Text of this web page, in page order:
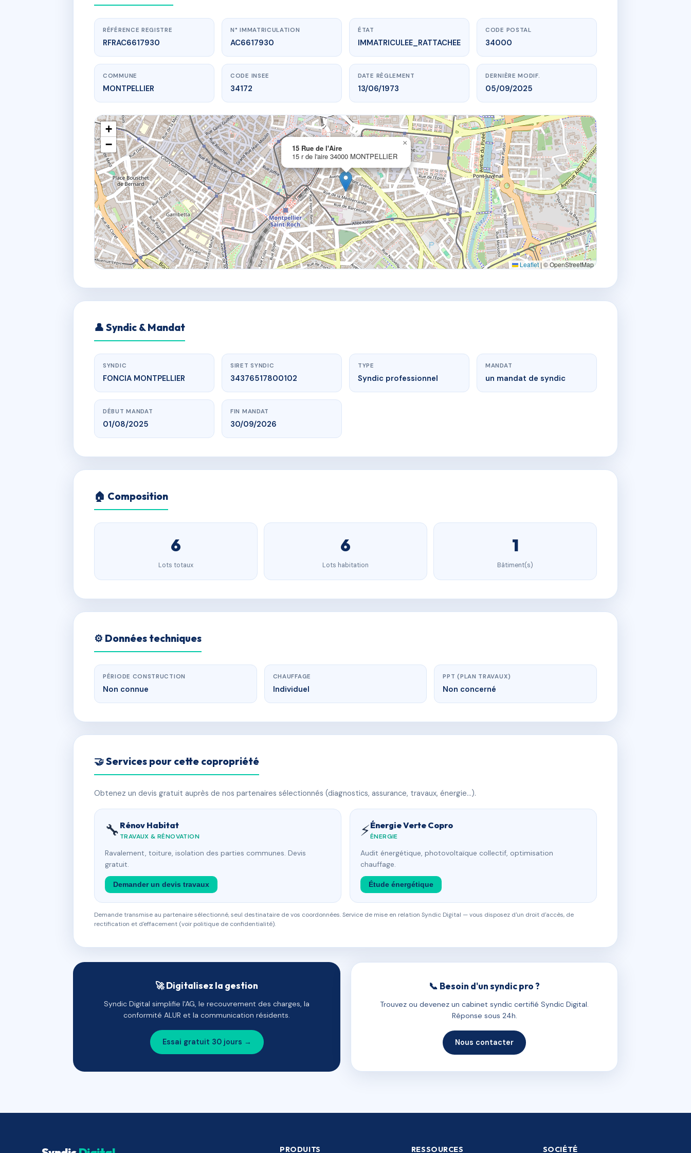
www.vme.plus/AC6617930
15 Rue de l'Aire
15 r de l'aire34000 MONTPELLIER
RÉFÉRENCE REGISTRE
RFRAC6617930
N° IMMATRICULATION
AC6617930
ÉTAT
IMMATRICULEE_RATTACHEE
CODE POSTAL
34000
COMMUNE
MONTPELLIER
CODE INSEE
34172
DATE RÈGLEMENT
13/06/1973
DERNIÈRE MODIF.
05/09/2025
15 Rue de l'Aire
15 r de l'aire 34000 MONTPELLIER
×
+
−
Leaflet| © OpenStreetMap
👤 Syndic & Mandat
SYNDIC
FONCIA MONTPELLIER
SIRET SYNDIC
34376517800102
TYPE
Syndic professionnel
MANDAT
un mandat de syndic
DÉBUT MANDAT
01/08/2025
FIN MANDAT
30/09/2026
🏠 Composition
6
Lots totaux
6
Lots habitation
1
Bâtiment(s)
⚙️ Données techniques
PÉRIODE CONSTRUCTION
Non connue
CHAUFFAGE
Individuel
PPT (PLAN TRAVAUX)
Non concerné
🤝 Services pour cette copropriété
Obtenez un devis gratuit auprès de nos partenaires sélectionnés (diagnostics, assurance, travaux, énergie…).
🔧 Rénov Habitat
TRAVAUX & RÉNOVATION
Ravalement, toiture, isolation des parties communes. Devis
gratuit.
Demander un devis travaux
⚡Énergie Verte Copro
ÉNERGIE
Audit énergétique, photovoltaïque collectif, optimisation
chauffage.
Étude énergétique
Demande transmise au partenaire sélectionné, seul destinataire de vos coordonnées. Service de mise en relation Syndic Digital — vous disposez d'un droit d'accès, de
rectification et d'effacement (voir politique de confidentialité).
🚀 Digitalisez la gestion
Syndic Digital simplifie l'AG, le recouvrement des charges, la
conformité ALUR et la communication résidents.
Essai gratuit 30 jours →
📞 Besoin d'un syndic pro ?
Trouvez ou devenez un cabinet syndic certifié Syndic Digital.
Réponse sous 24h.
Nous contacter
PRODUITS RESSOURCES SOCIÉTÉ